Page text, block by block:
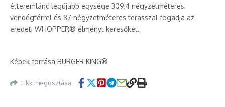
étteremlánc legújabb egysége 309,4 négyzetméteres
vendégtérrel és 87 négyzetméteres terasszal fogadja az
eredeti WHOPPER® élményt keresőket.
Képek forrása BURGER KING®
Cikk megosztása